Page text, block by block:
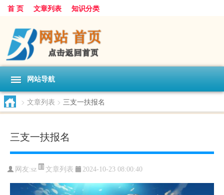
首 页 文章列表 知识分类
网站导航
> 文章列表 > 三支一扶报名
三支一扶报名
网友:sz 文章列表 2024-10-23 08:00:40